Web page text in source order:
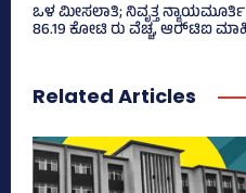
ಒಳ ಮೀಸಲಾತಿ; ನಿವೃತ್ತ
86.19 ಕೋಟಿ ರು ವೆಚ್ಚ, ಆರ್‍‌ಟಿಐ
Related Articles